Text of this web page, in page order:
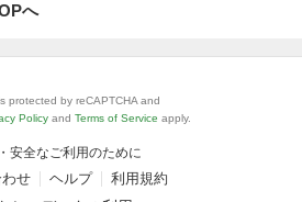
へ
protected by reCAPTCHA and
Policy and Terms of Service apply.
安全なご利用のために
せ ヘルプ 利用規約